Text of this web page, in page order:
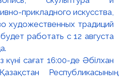
сағат 16:00-де Әбілхан
Республикасының